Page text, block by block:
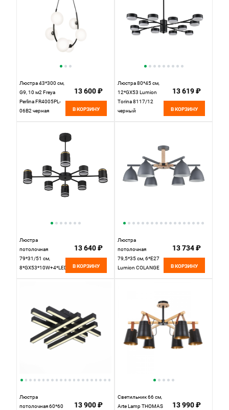
Люстра 43*300 см,
G9, 10 м2 Freya
Perlina FR4005PL-
06B2 черная
13 600 ₽
В КОРЗИНУ
Люстра 80*45 см,
12*GX53 Lumion
Torina 8117/12
черный
13 619 ₽
В КОРЗИНУ
Люстра
потолочная
79*31/51 см,
8*GX53*10W+4*LED*5W
13 640 ₽
В КОРЗИНУ
Люстра
потолочная
79,5*35 см, 6*E27
Lumion COLANGE
13 734 ₽
В КОРЗИНУ
Люстра
потолочная 60*60
13 900 ₽
Светильник 66 см,
Arte Lamp THOMAS
13 990 ₽